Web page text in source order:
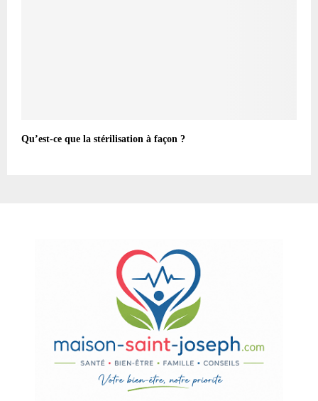
Qu’est-ce que la stérilisation à façon ?